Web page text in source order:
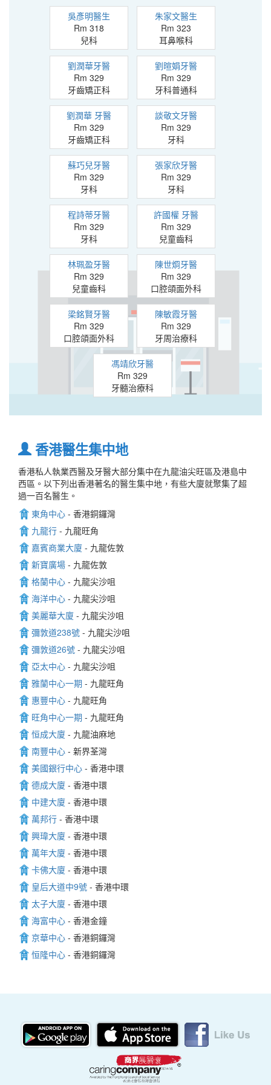
吳彥明醫生
Rm 318
兒科
朱家文醫生
Rm 323
耳鼻喉科
劉潤華牙醫
Rm 329
牙齒矯正科
劉暄娟牙醫
Rm 329
牙科普通科
劉潤華 牙醫
Rm 329
牙齒矯正科
談敬文牙醫
Rm 329
牙科
蘇巧兒牙醫
Rm 329
牙科
張家欣牙醫
Rm 329
牙科
程詩蒂牙醫
Rm 329
牙科
許國權 牙醫
Rm 329
兒童齒科
林珮盈牙醫
Rm 329
兒童齒科
陳世烱牙醫
Rm 329
口腔頜面外科
梁銘賢牙醫
Rm 329
口腔頜面外科
陳敏霞牙醫
Rm 329
牙周治療科
馮靖欣牙醫
Rm 329
牙髓治療科
香港醫生集中地
香港私人執業西醫及牙醫大部分集中在九龍油尖旺區及港島中
西區。以下列出香港著名的醫生集中地，有些大廈就聚集了超
過一百名醫生。
東角中心 - 香港銅鑼灣
九龍行 - 九龍旺角
嘉賓商業大廈 - 九龍佐敦
新寶廣場 - 九龍佐敦
格蘭中心 - 九龍尖沙咀
海洋中心 - 九龍尖沙咀
美麗華大廈 - 九龍尖沙咀
彌敦道238號 - 九龍尖沙咀
彌敦道26號 - 九龍尖沙咀
亞太中心 - 九龍尖沙咀
雅蘭中心一期 - 九龍旺角
惠豐中心 - 九龍旺角
旺角中心一期 - 九龍旺角
恒成大廈 - 九龍油麻地
南豐中心 - 新界荃灣
美國銀行中心 - 香港中環
德成大廈 - 香港中環
中建大廈 - 香港中環
萬邦行 - 香港中環
興瑋大廈 - 香港中環
萬年大廈 - 香港中環
卡佛大廈 - 香港中環
皇后大道中9號 - 香港中環
太子大廈 - 香港中環
海富中心 - 香港金鐘
京華中心 - 香港銅鑼灣
恒隆中心 - 香港銅鑼灣